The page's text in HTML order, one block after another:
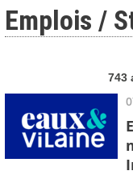
Emplois /
743